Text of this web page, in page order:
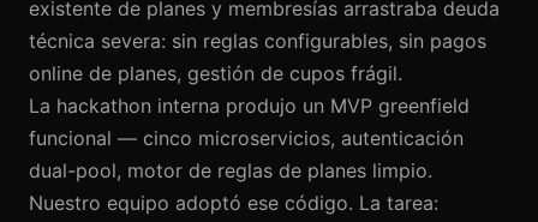
existente de planes y membresías arrastraba deuda
técnica severa: sin reglas configurables, sin pagos
online de planes, gestión de cupos frágil.
La hackathon interna produjo un MVP greenfield
funcional — cinco microservicios, autenticación
dual-pool, motor de reglas de planes limpio.
Nuestro equipo adoptó ese código. La tarea: